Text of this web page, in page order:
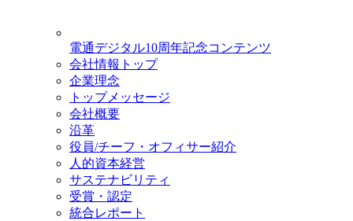
電通デジタル10周年記念コンテンツ
会社情報トップ
企業理念
トップメッセージ
会社概要
沿革
役員/チーフ・オフィサー紹介
人的資本経営
サステナビリティ
受賞・認定
統合レポート